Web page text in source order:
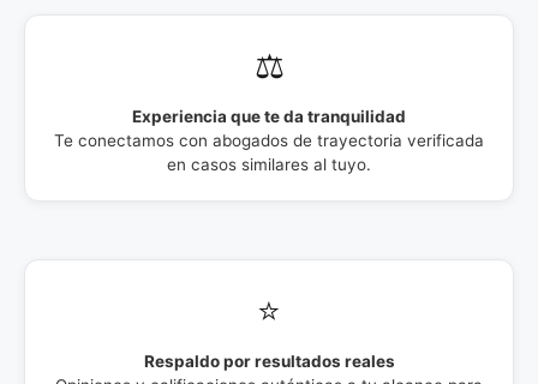
⚖️
Experiencia que te da tranquilidad
Te conectamos con abogados de trayectoria verificada
en casos similares al tuyo.
⭐
Respaldo por resultados reales